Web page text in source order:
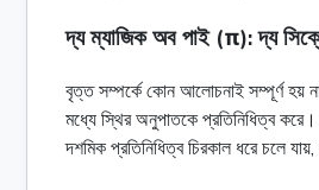
দ্য ম্যাজিক অব পাই (π): দ্য
বৃত্ত সম্পর্কে কোন আলোচনাই সম্পূর্ণ হয়
মধ্যে স্থির অনুপাতকে প্রতিনিধিত্ব
দশমিক প্রতিনিধিত্ব চিরকাল ধরে চলে